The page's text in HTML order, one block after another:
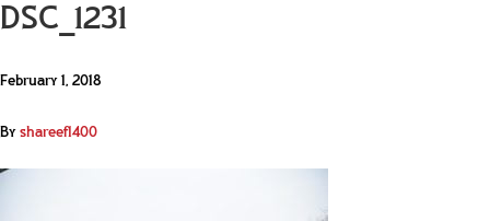
DSC_1231
February 1, 2018
Byshareef1400